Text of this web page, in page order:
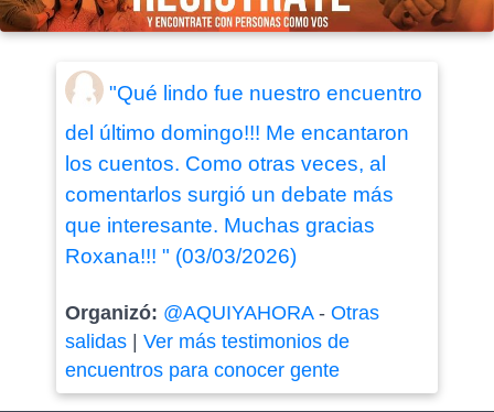
"Qué lindo fue nuestro encuentro
del último domingo!!! Me encantaron
los cuentos. Como otras veces, al
comentarlos surgió un debate más
que interesante. Muchas gracias
Roxana!!! " (03/03/2026)
Organizó: @AQUIYAHORA- Otras
salidas| Ver más testimonios de
encuentros para conocer gente